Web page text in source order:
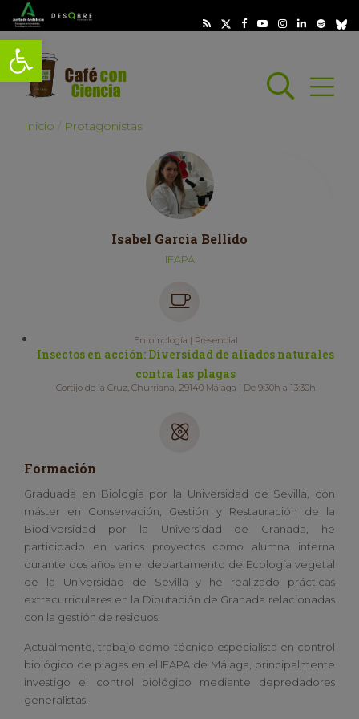
Abrir barra de herramientas
Abrir
Inicio Protagonistas
Isabel García Bellido
IFAPA
Entomología | Presencial
Insectos en acción: Diversidad de aliados naturales
contra las plagas
Cortijo de la Cruz, Churriana, 29140 Málaga | De 9:30h a 13:30h
Formación
Graduada en Biología por la Universidad de Sevilla, con
máster en Conservación, Gestión y Restauración de la
Biodiversidad por la Universidad de Granada, he
participado en varios proyectos como alumna interna
durante dos años en el departamento de Ecología vegetal
de la Universidad de Sevilla y he realizado prácticas
extracurriculares en la Diputación de Granada relacionadas
con la gestión de residuos.
Actualmente, trabajo como técnico especialista en control
biológico de plagas en el IFAPA de Málaga, principalmente
investigo el control biológico mediante depredadores
generalistas.